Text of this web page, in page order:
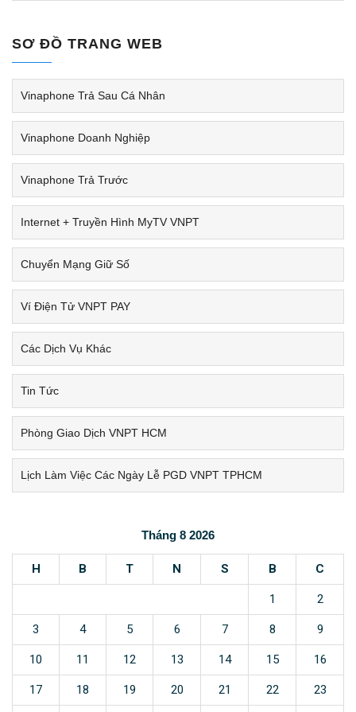
SƠ ĐỒ TRANG WEB
Vinaphone Trả Sau Cá Nhân
Vinaphone Doanh Nghiệp
Vinaphone Trả Trước
Internet + Truyền Hình MyTV VNPT
Chuyển Mạng Giữ Số
Ví Điện Tử VNPT PAY
Các Dịch Vụ Khác
Tin Tức
Phòng Giao Dịch VNPT HCM
Lịch Làm Việc Các Ngày Lễ PGD VNPT TPHCM
Tháng 8 2026
H B T N S B C
1 2
3 4 5 6 7 8 9
10 11 12 13 14 15 16
17 18 19 20 21 22 23